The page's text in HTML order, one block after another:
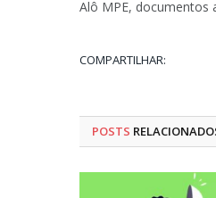
Alô MPE, documentos
COMPARTILHAR:
POSTS